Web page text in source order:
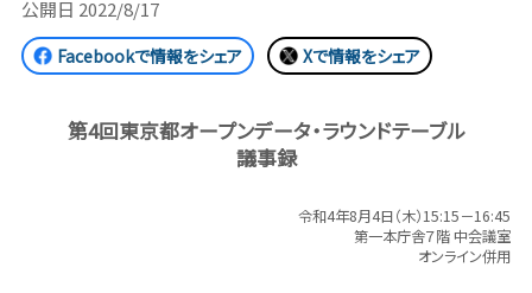
公開日 2022/8/17
Facebookで情報をシェア Xで情報をシェア
第4回東京都オープンデータ・ラウンドテーブル
議事録
令和4年8月4日（木）15:15－16:45
第一本庁舎７階 中会議室
オンライン併用